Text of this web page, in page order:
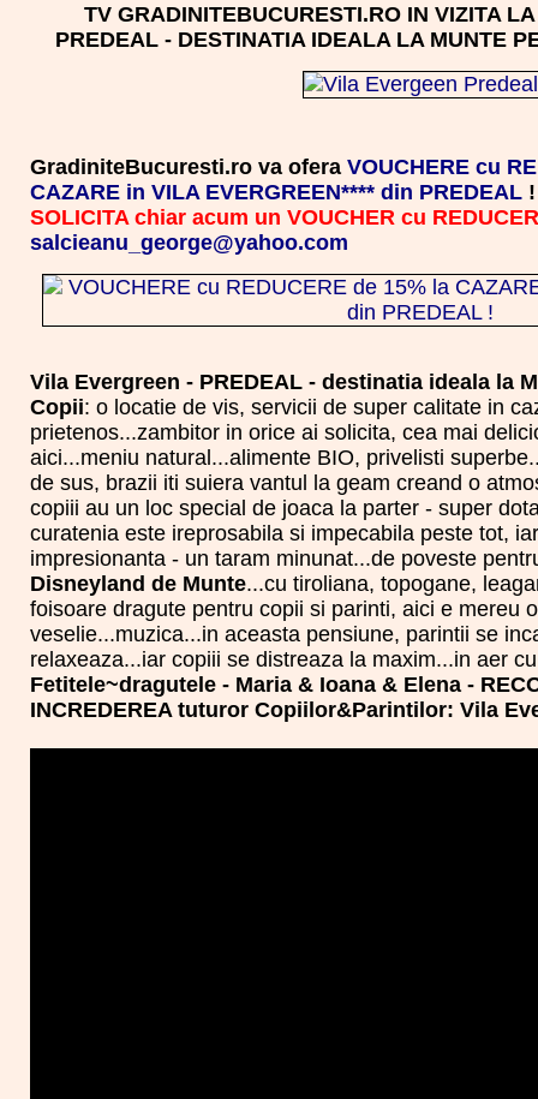
TV GRADINITEBUCURESTI.RO IN VIZITA
PREDEAL - DESTINATIA IDEALA LA MUNTE
GradiniteBucuresti.ro va ofera VOUCHERE cu
CAZARE in VILA EVERGREEN**** din PREDEAL !
SOLICITA chiar acum un VOUCHER cu
salcieanu_george@yahoo.com
Vila Evergreen - PREDEAL - destinatia ideala la
Copii: o locatie de vis, servicii de super calitate in
prietenos...zambitor in orice ai solicita, cea mai
aici...meniu natural...alimente BIO, privelisti
de sus, brazii iti suiera vantul la geam creand o
copiii au un loc special de joaca la parter - super
curatenia este ireprosabila si impecabila peste tot,
impresionanta - un taram minunat...de poveste
Disneyland de Munte...cu tiroliana, topogane,
foisoare dragute pentru copii si parinti, aici e mereu
veselie...muzica...in aceasta pensiune, parintii se
relaxeaza...iar copiii se distreaza la maxim...in aer
Fetitele~dragutele - Maria & Ioana & Elena -
INCREDEREA tuturor Copiilor&Parintilor: Vila